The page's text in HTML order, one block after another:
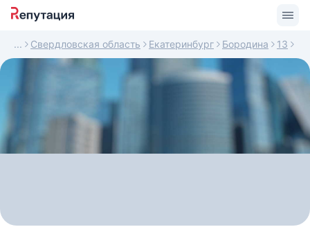
Свердловская область Екатеринбург Бородина 13